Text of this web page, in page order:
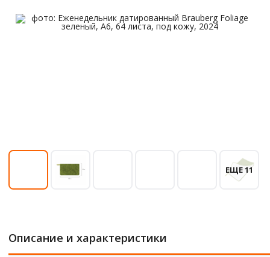
ЕЩЕ 11
Описание и характеристики